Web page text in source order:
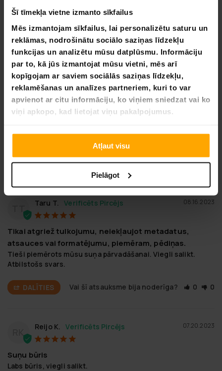
Šī tīmekļa vietne izmanto sīkfailus
Mēs izmantojam sīkfailus, lai personalizētu saturu un
reklāmas, nodrošinātu sociālo saziņas līdzekļu
funkcijas un analizētu mūsu datplūsmu. Informāciju
par to, kā jūs izmantojat mūsu vietni, mēs arī
kopīgojam ar saviem sociālās saziņas līdzekļu,
reklamēšanas un analīzes partneriem, kuri to var
apvienot ar citu informāciju, ko viņiem sniedzat vai ko
viņi apkopo, kad lietojat viņu pakalpojumus.
Atļaut visu
Pielāgot
Atsauksme Jautājums
DR
04.14.2025
Dainis R.
Latvia
DALĪTIES Vai šī atsauksme bija noderīga? 0 0
TT
08.16.2023
Taru T.
Tikai atgriež tulkojumu, neiekļaujot metadatus,
atsauces vai formatējumu, piemēram, pēdiņas.
Tieši piemērots mūsu suņa pārvadāšanai. Viegli salikt.
Atbilstošs svars.
DALĪTIES Vai šī atsauksme bija noderīga? 0 0
RK
07.20.2023
Reijo K.
Suņu būris
Labs būris, viegli salikt.